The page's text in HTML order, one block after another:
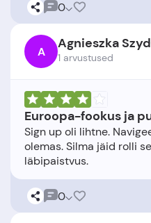
0
A Agnieszka
1 arvustused
Euroopa-fookus ja
Sign up oli lihtne.
olemas. Silma jäid rolli
0